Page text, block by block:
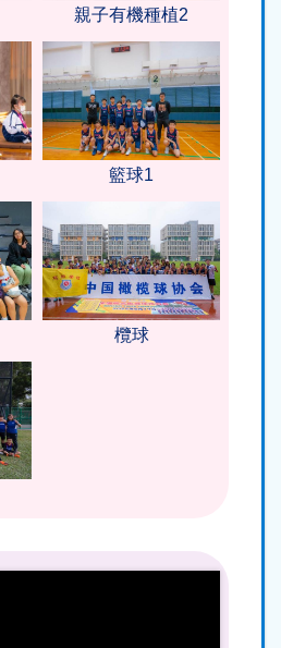
親子有機種植2
籃球1
欖球